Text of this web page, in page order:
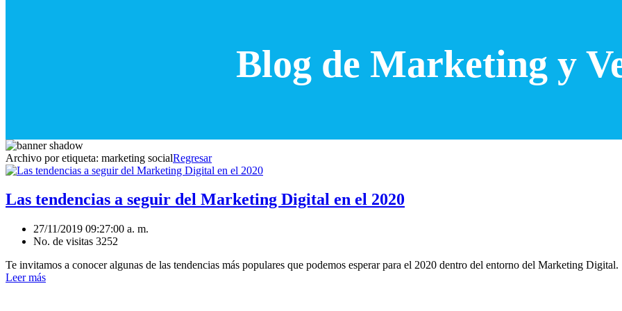
Blog de Marketing y
Archivo por etiqueta: marketing socialRegresar
Las tendencias a seguir del Marketing Digital en el 2020
27/11/2019 09:27:00 a. m.
No. de visitas 3252
Te invitamos a conocer algunas de las tendencias más populares que podemos esperar para el 2020 dentro del entorno del Marketing Digital.
Leer más